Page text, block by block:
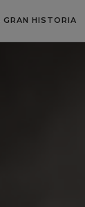
GRAN HISTORIA